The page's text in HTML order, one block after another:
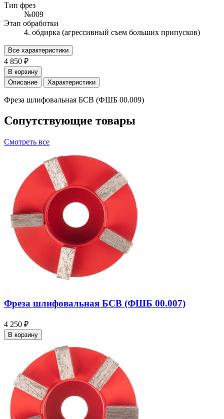
Тип фрез
№009
Этап обработки
4. обдирка (агрессивный съем больших припусков)
Все характеристики
4 850 ₽
В корзину
Описание
Характеристики
Фреза шлифовальная БСВ (ФШБ 00.009)
Сопутствующие товары
Смотреть все
Фреза шлифовальная БСВ (ФШБ 00.007)
4 250 ₽
В корзину